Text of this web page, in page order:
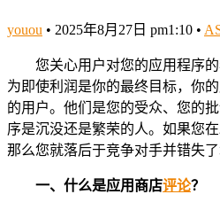
youou • 2025年8月27日 pm1:10 •
您关心用户对您的应用程序
为即使利润是你的最终目标，你
的用户。他们是您的受众、您的
序是沉没还是繁荣的人。如果您
那么您就落后于竞争对手并错失了
一、 什么是应用商店评论？